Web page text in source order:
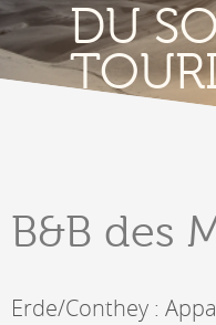
DU
B&B des
Erde/Conthey :